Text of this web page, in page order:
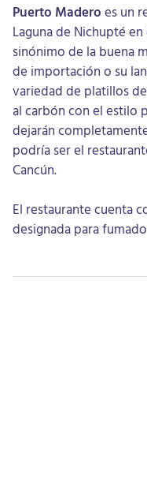
Puerto Madero es un
Laguna de Nichupté en
sinónimo de la buena
de importación o su
variedad de platillos
al carbón con el estilo
dejarán
podría ser el
Cancún.
El restaurante cuenta
designada para